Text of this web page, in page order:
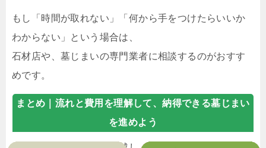
もし「時間が取れない」「何から手をつけたらいいか
わからない」という場合は、
石材店や、墓じまいの専門業者に相談するのがおすす
めです。
まとめ｜ 流れと費用を理解して、納得できる墓じまい
を進めよう